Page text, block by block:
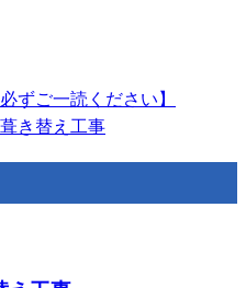
ずご一読ください】
き替え工事